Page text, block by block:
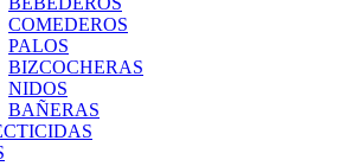
COMEDEROS
PALOS
BIZCOCHERAS
NIDOS
BAÑERAS